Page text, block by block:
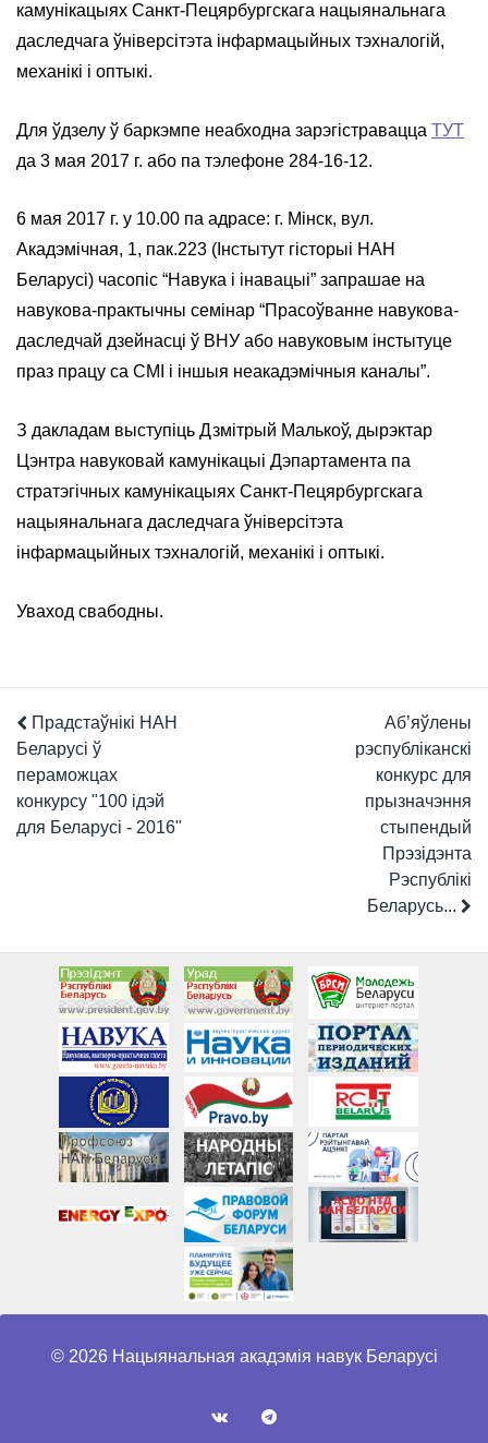
камунікацыях Санкт-Пецярбургскага нацыянальнага
даследчага ўніверсітэта інфармацыйных тэхналогій,
механікі і оптыкі.
Для ўдзелу ў баркэмпе неабходна зарэгістравацца ТУТ
да 3 мая 2017 г. або па тэлефоне 284-16-12.
6 мая 2017 г. у 10.00 па адрасе: г. Мінск, вул.
Акадэмічная, 1, пак.223 (Інстытут гісторыі НАН
Беларусі) часопіс “Навука і інавацыі” запрашае на
навукова-практычны семінар “Прасоўванне навукова-
даследчай дзейнасці ў ВНУ або навуковым інстытуце
праз працу са СМІ і іншыя неакадэмічныя каналы”.
З дакладам выступіць Дзмітрый Малькоў, дырэктар
Цэнтра навуковай камунікацыі Дэпартамента па
стратэгічных камунікацыях Санкт-Пецярбургскага
нацыянальнага даследчага ўніверсітэта
інфармацыйных тэхналогій, механікі і оптыкі.
Уваход свабодны.
Прадстаўнікі НАН
Беларусі ў
пераможцах
конкурсу "100 ідэй
для Беларусі - 2016"
Аб’яўлены
рэспубліканскі
конкурс для
прызначэння
стыпендый
Прэзідэнта
Рэспублікі
Беларусь...
© 2026 Нацыянальная акадэмія навук Беларусі